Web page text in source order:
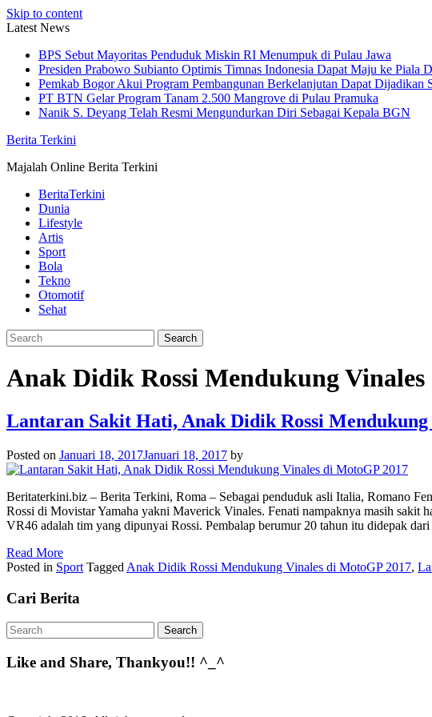
Skip to content
Latest News
BPS Sebut Mayoritas Penduduk Miskin RI Menumpuk di Pulau Jawa
Presiden Prabowo Subianto Optimis Timnas Indonesia Dapat Maju ke Piala
Pemkab Bogor Akui Program Pembangunan Berkelanjutan Dapat Dijadikan
PT BTN Gelar Program Tanam 2.500 Mangrove di Pulau Pramuka
Nanik S. Deyang Telah Resmi Mengundurkan Diri Sebagai Kepala BGN
Berita Terkini
Majalah Online Berita Terkini
BeritaTerkini
Dunia
Lifestyle
Artis
Sport
Bola
Tekno
Otomotif
Sehat
Anak Didik Rossi Mendukung Vinales
Lantaran Sakit Hati, Anak Didik Rossi
Posted on Januari 18, 2017Januari 18, 2017 by
Beritaterkini.biz – Berita Terkini, Roma – Sebagai penduduk asli Italia, Romano
Rossi di Movistar Yamaha yakni Maverick Vinales. Fenati nampaknya masih
VR46 adalah tim yang dipunyai Rossi. Pembalap berumur 20 tahun itu didepak
Read More
Posted in Sport Tagged Anak Didik Rossi Mendukung Vinales di MotoGP 2017,
Cari Berita
Like and Share, Thankyou!! ^_^